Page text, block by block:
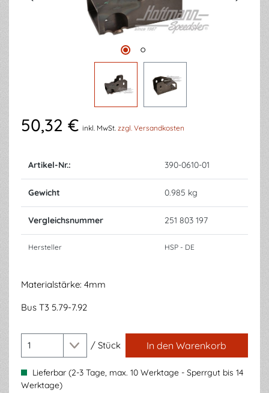
50,32 € inkl. MwSt. zzgl. Versandkosten
Artikel-Nr.: 390-0610-01
Gewicht 0.985 kg
Vergleichsnummer 251 803 197
Hersteller HSP - DE
Materialstärke: 4mm
Bus T3 5.79-7.92
/ Stück In den Warenkorb
Lieferbar (2-3 Tage, max. 10 Werktage - Sperrgut bis 14
Werktage)